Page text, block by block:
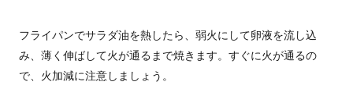
フライパンでサラダ油を熱したら、弱火にして卵液を流し込
み、薄く伸ばして火が通るまで焼きます。すぐに火が通るの
で、火加減に注意しましょう。